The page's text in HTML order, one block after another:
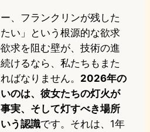
、フランクリンが残した
い」という根源的な欲求
求を阻む壁が、技術の進
けるなら、私たちもまた
ばなりません。 2026年の
のは、彼女たちの灯火が
実、そして灯すべき場所
う認識です。それは、1年